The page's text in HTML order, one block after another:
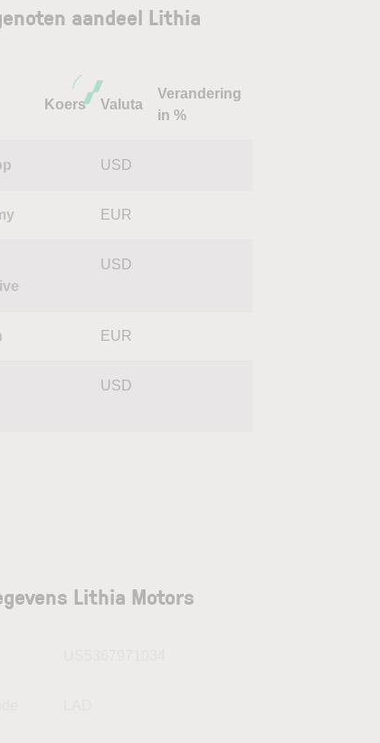
aandeel Lithia
Koers Valuta
Verandering
in %
USD
EUR
USD
EUR
USD
Lithia Motors